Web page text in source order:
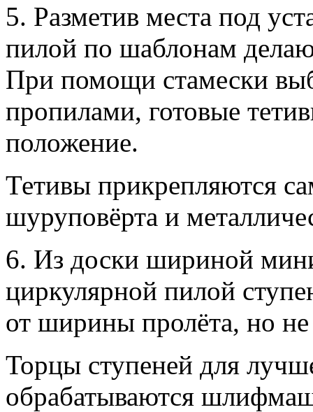
5. Разметив места под
пилой по шаблонам
При помощи стамески
пропилами, готовые
положение.
Тетивы прикрепляются
шуруповёрта и
6. Из доски шириной
циркулярной пилой
от ширины пролёта, но
Торцы ступеней для
обрабатываются